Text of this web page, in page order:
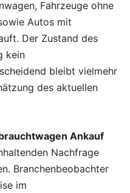
Fahrzeuge ohne
Autos mit
Der Zustand des
kein
bleibt vielmehr
des aktuellen
Ankauf
Nachfrage
Branchenbeobachter
im